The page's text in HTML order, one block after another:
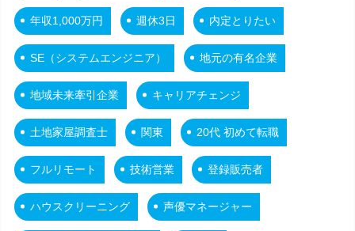
年収1,000万円 週休3日 内定とりたい
SE（システムエンジニア） 地元の有名企業
地域未来牽引企業 キャリアチェンジ
土地家屋調査士 関東 20代 初めて転職
フルリモート 技術営業 登録販売者
ハウスクリーニング 声優マネージャー